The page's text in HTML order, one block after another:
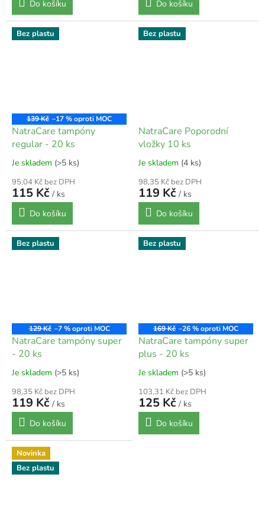
Do košíku
Do košíku
Bez plastu
139 Kč –17 %
NatraCare tampóny
regular - 20 ks
Je skladem (>5 ks)
95,04 Kč bez DPH
115 Kč / ks
Do košíku
Bez plastu
NatraCare Poporodní
vložky 10 ks
Je skladem (4 ks)
98,35 Kč bez DPH
119 Kč / ks
Do košíku
Bez plastu
129 Kč –7 %
NatraCare tampóny super
- 20 ks
Je skladem (>5 ks)
98,35 Kč bez DPH
119 Kč / ks
Do košíku
Bez plastu
169 Kč –26 %
NatraCare tampóny super
plus - 20 ks
Je skladem (>5 ks)
103,31 Kč bez DPH
125 Kč / ks
Do košíku
Novinka
Bez plastu